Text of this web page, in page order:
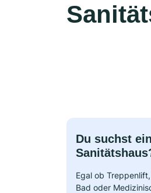
Du suchst ein
Egal ob
Bad oder